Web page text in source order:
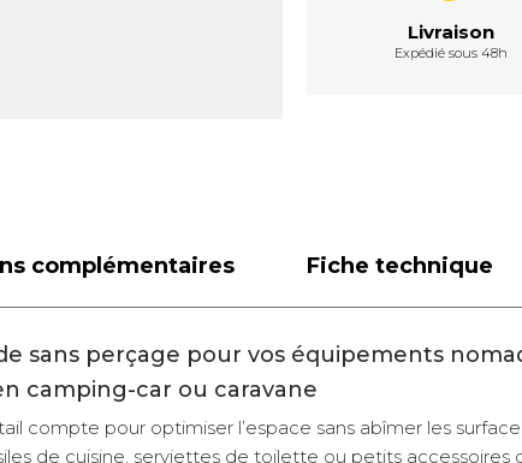
Livraison
Expédié sous 48h
complémentaires Fiche technique
sans perçage pour vos équipements
camping-car ou caravane
compte pour optimiser l’espace sans abîmer les
de cuisine, serviettes de toilette ou petits